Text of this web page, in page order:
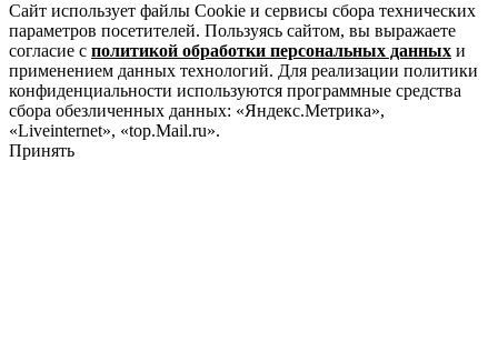
Сайт использует файлы Cookie и сервисы сбора технических
параметров посетителей. Пользуясь сайтом, вы выражаете
согласие с политикой обработки персональных данных и
применением данных технологий. Для реализации политики
конфиденциальности используются программные средства
сбора обезличенных данных: «Яндекс.Метрика»,
«Liveinternet», «top.Mail.ru».
Принять